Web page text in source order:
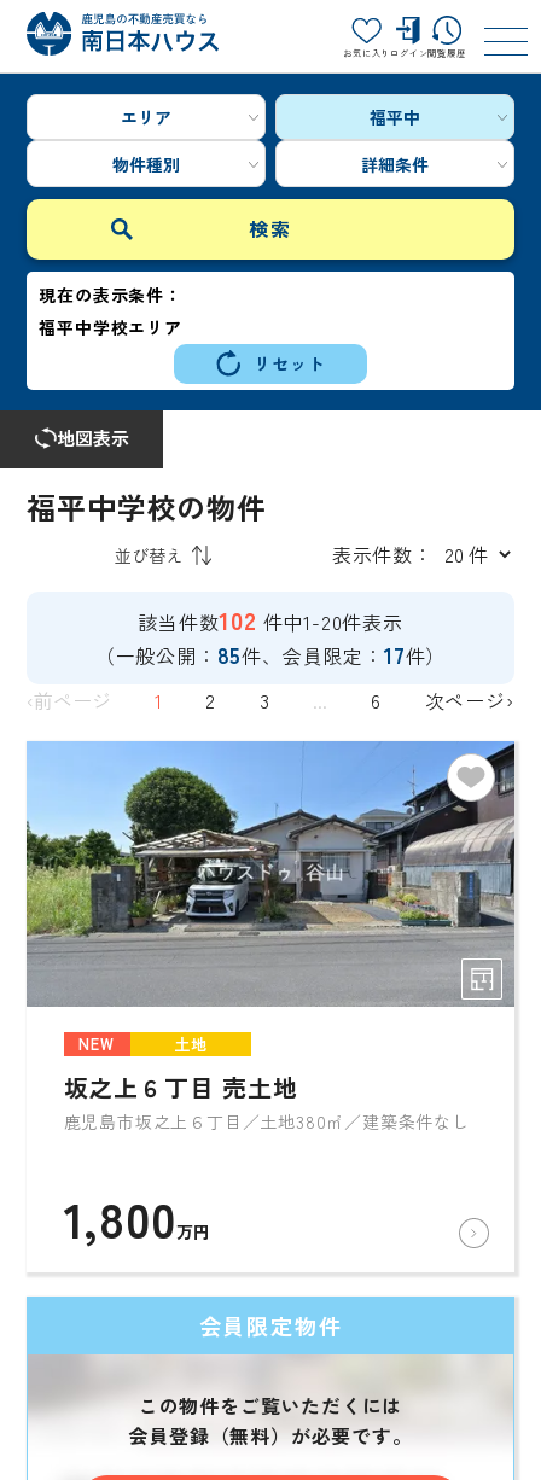
お気に入り ログイン閲覧履歴
エリア
福平中
物件種別
詳細条件
現在の表示条件：
福平中学校エリア
リセット
地図表示
福平中学校の物件
表示件数：
該当件数102 件中1-20件表示
（一般公開： 85件、会員限定： 17件）
‹前ページ
1 2 3 ... 6 次ページ›
NEW 土地
坂之上６丁目 売土地
鹿児島市坂之上６丁目／土地380㎡／建築条件なし
1,800万円
会員限定物件
この物件をご覧いただくには
会員登録（無料）が必要です。